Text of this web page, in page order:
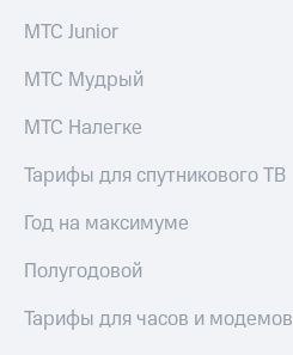
МТС Junior
МТС Мудрый
МТС Налегке
Тарифы для спутникового ТВ
Год на максимуме
Полугодовой
Тарифы для часов и модемов